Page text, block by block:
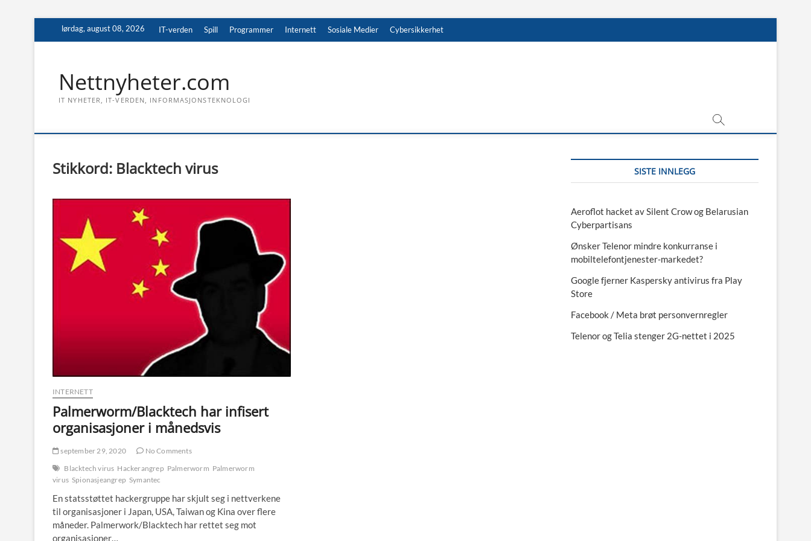
lørdag, august 08, 2026 IT-verden Spill Programmer Internett Sosiale Medier Cybersikkerhet
Nettnyheter.com
IT NYHETER, IT-VERDEN, INFORMASJONSTEKNOLOGI
Stikkord: Blacktech virus
INTERNETT
Palmerworm/Blacktech har infisert
organisasjoner i månedsvis
september 29, 2020
No Comments
Blacktech virus Hackerangrep Palmerworm Palmerworm
virus Spionasjeangrep Symantec
En statsstøttet hackergruppe har skjult seg i nettverkene
til organisasjoner i Japan, USA, Taiwan og Kina over flere
måneder. Palmerwork/Blacktech har rettet seg mot
organisasjoner…
SISTE INNLEGG
Aeroflot hacket av Silent Crow og Belarusian
Cyberpartisans
Ønsker Telenor mindre konkurranse i
mobiltelefontjenester-markedet?
Google fjerner Kaspersky antivirus fra Play
Store
Facebook / Meta brøt personvernregler
Telenor og Telia stenger 2G-nettet i 2025